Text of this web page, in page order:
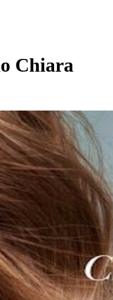
Chiara